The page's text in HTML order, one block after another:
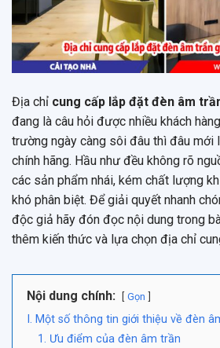
Địa chỉ cung cấp lắp đặt đèn âm
đang là câu hỏi được nhiều khách
trường ngày càng sôi đâu thì đâu mới
chính hãng. Hầu như đều không rõ
các sản phẩm nhái, kém chất lượng
khó phân biệt. Để giải quyết nhanh
độc giả hãy đón đọc nội dung trong
thêm kiến thức và lựa chọn địa chỉ
Nội dung chính: Gọn
I. Một số thông tin giới thiệu về đèn
1. Ưu điểm của đèn âm trần